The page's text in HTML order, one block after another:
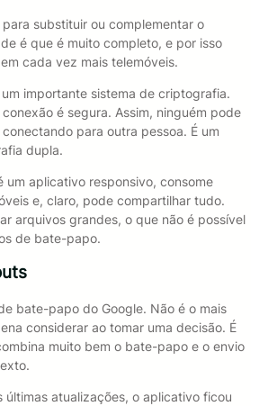
substituir ou complementar o
é que é muito completo, e por isso
cada vez mais telemóveis.
importante sistema de criptografia.
é segura. Assim, ninguém pode
para outra pessoa. É um
dupla.
um aplicativo responsivo, consome
e, claro, pode compartilhar tudo.
arquivos grandes, o que não é possível
de bate-papo.
bate-papo do Google. Não é o mais
considerar ao tomar uma decisão. É
muito bem o bate-papo e o envio
últimas atualizações, o aplicativo ficou